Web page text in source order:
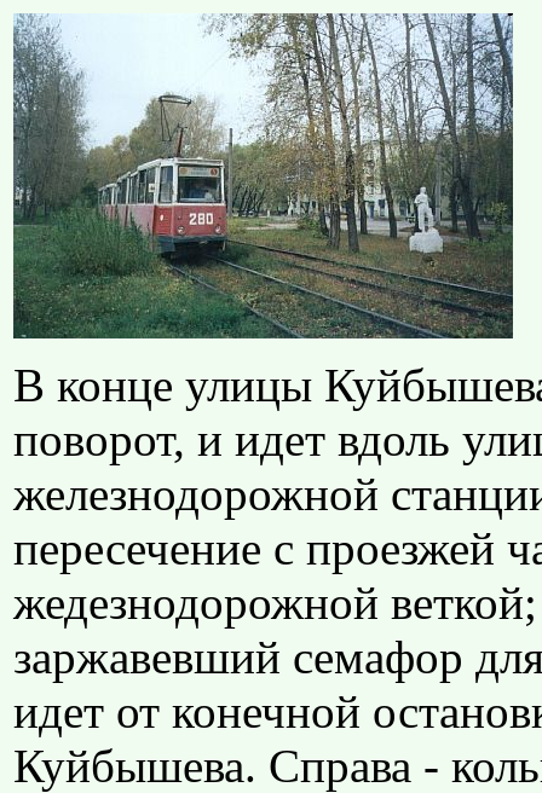
В конце улицы
поворот, и идет вдоль
железнодорожной
пересечение с проезжей
жедезнодорожной
заржавевший семафор
идет от конечной
Куйбышева. Справа -